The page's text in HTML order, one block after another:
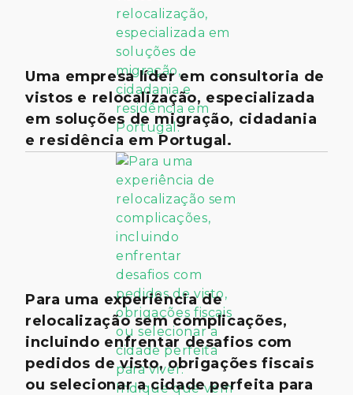
Uma empresa líder em consultoria de
vistos e relocalização, especializada
em soluções de migração, cidadania
e residência em Portugal.
Para uma experiência de
relocalização sem complicações,
incluindo enfrentar desafios com
pedidos de visto, obrigações fiscais
ou selecionar a cidade perfeita para